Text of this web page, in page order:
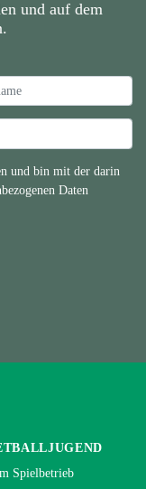
und auf dem
und bin mit der darin
Daten
Spielbetrieb